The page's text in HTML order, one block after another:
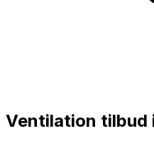
Ventilation